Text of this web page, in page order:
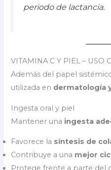
periodo de lactancia.
VITAMINA C Y PIEL – USO
Además del papel
utilizada en dermatología
Ingesta oral y piel
Mantener una ingesta
Favorece la síntesis de
Contribuye a una mejor